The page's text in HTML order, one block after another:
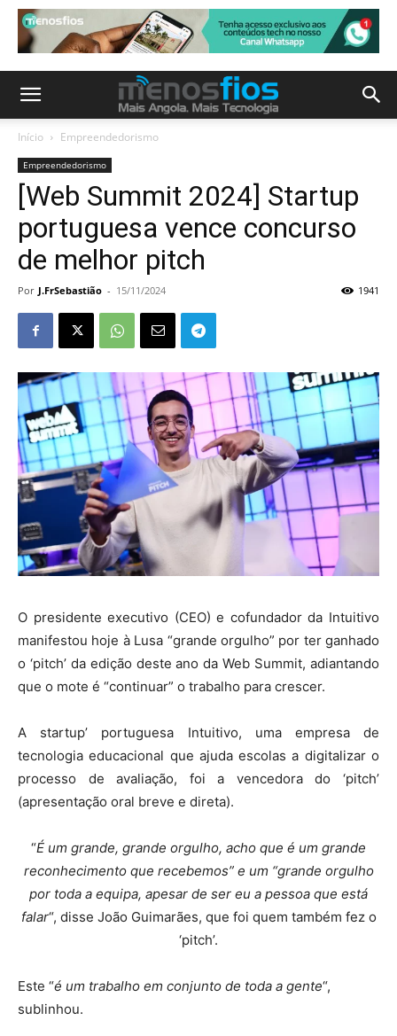
Início Empreendedorismo
Empreendedorismo
[Web Summit 2024] Startup
portuguesa vence concurso
de melhor pitch
Por J.FrSebastião - 15/11/2024 1941
O presidente executivo (CEO) e cofundador da Intuitivo
manifestou hoje à Lusa “grande orgulho” por ter ganhado
o ‘pitch’ da edição deste ano da Web Summit, adiantando
que o mote é “continuar” o trabalho para crescer.
A startup’ portuguesa Intuitivo, uma empresa de
tecnologia educacional que ajuda escolas a digitalizar o
processo de avaliação, foi a vencedora do ‘pitch’
(apresentação oral breve e direta).
“É um grande, grande orgulho, acho que é um grande
reconhecimento que recebemos” e um “grande orgulho
por toda a equipa, apesar de ser eu a pessoa que está
falar“, disse João Guimarães, que foi quem também fez o
‘pitch’.
Este “é um trabalho em conjunto de toda a gente“,
sublinhou.